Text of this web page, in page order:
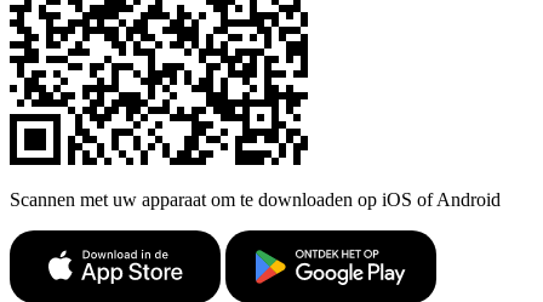
Scannen met uw apparaat om te downloaden op iOS of Android